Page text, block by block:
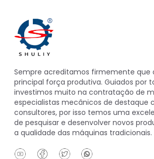
Sempre acreditamos firmemente que
principal força produtiva. Guiados por
investimos muito na contratação de
especialistas mecânicos de destaque
consultores, por isso temos uma
de pesquisar e desenvolver novos
a qualidade das máquinas tradicionais.